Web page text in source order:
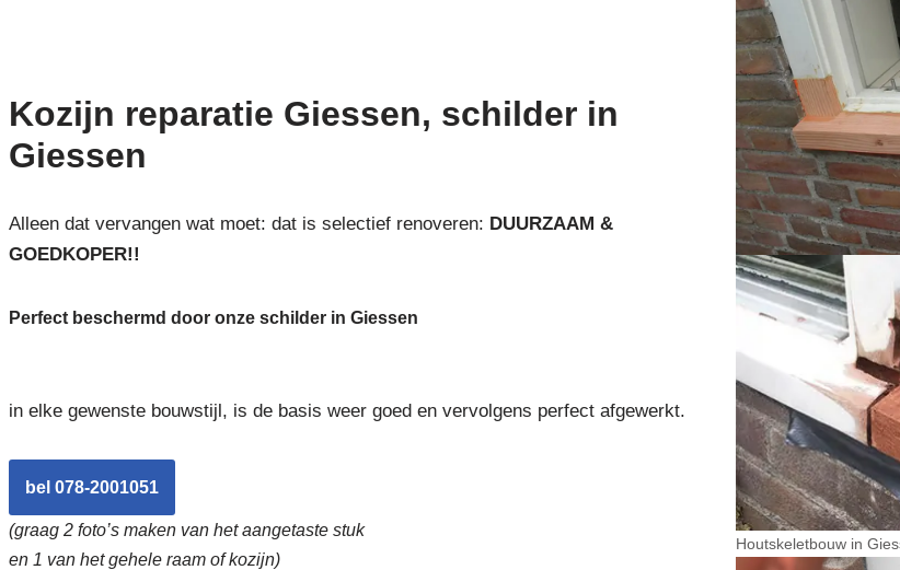
Kozijn reparatie Giessen, schilder in
Giessen
Alleen dat vervangen wat moet: dat is selectief renoveren: DUURZAAM &
GOEDKOPER!!
Perfect beschermd door onze schilder in Giessen
in elke gewenste bouwstijl, is de basis weer goed en vervolgens perfect afgewerkt.
bel 078-2001051
(graag 2 foto’s maken van het aangetaste stuk
en 1 van het gehele raam of kozijn)
Houtskeletbouw in